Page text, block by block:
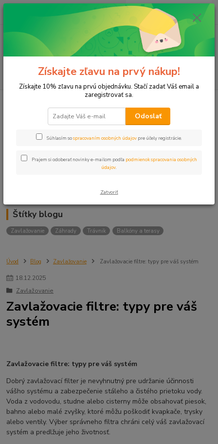
Menu
(Po-Pia, 8-17 hod.)
ks
za0 €
Kategórie blogu
Balkóny a terasy
Štítky blogu
Zavlažovanie Záhrady Trávnik Balkóny a terasy
Úvod Blog Zavlažovanie Zavlažovacie filtre: typy pre váš systém
18.12.2025
Zavlažovanie
Zavlažovacie filtre: typy pre váš
systém
Zavlažovacie filtre: typy pre váš systém
Dobrý zavlažovací filter je nevyhnutný pre udržanie účinnosti
vášho systému a zabezpečenie stáleho a čistého prietoku vody.
Voda z vodovodu, studne alebo cisterny môže obsahovať piesok,
bahno alebo malé zvyšky, ktoré môžu poškodiť kvapkače, trysky
alebo ventily. Výber správneho filtra chráni celý váš zavlažovací
systém a predlžuje jeho životnosť.
Získajte zľavu na prvý nákup!
Získajte 10% zľavu na prvú objednávku. Stačí zadať Váš email a
zaregistrovať sa.
Odoslať
Súhlasím sospracovaním osobných údajov pre účely registrácie.
Prajem si odoberať novinky e-mailom podľa podmienok spracovania osobných
údajov
Zatvoriť